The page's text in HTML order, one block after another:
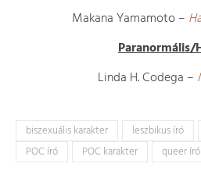
Makana Yamamoto –
Paranormális/
Linda H. Codega –
biszexuális karakter leszbikus író
POC író
POC karakter queer író